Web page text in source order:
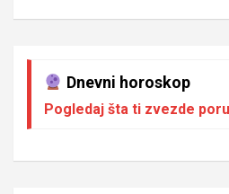
Dnevni horoskop
Pogledaj šta ti zvezde